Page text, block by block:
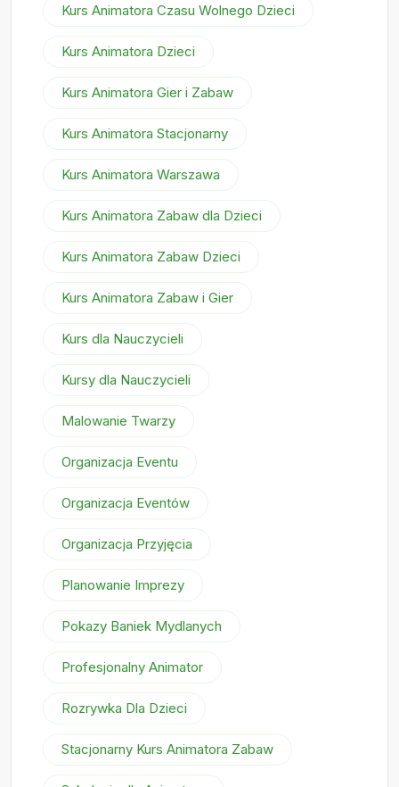
Kurs Animatora Czasu Wolnego Dzieci
Kurs Animatora Dzieci
Kurs Animatora Gier i Zabaw
Kurs Animatora Stacjonarny
Kurs Animatora Warszawa
Kurs Animatora Zabaw dla Dzieci
Kurs Animatora Zabaw Dzieci
Kurs Animatora Zabaw i Gier
Kurs dla Nauczycieli
Kursy dla Nauczycieli
Malowanie Twarzy
Organizacja Eventu
Organizacja Eventów
Organizacja Przyjęcia
Planowanie Imprezy
Pokazy Baniek Mydlanych
Profesjonalny Animator
Rozrywka Dla Dzieci
Stacjonarny Kurs Animatora Zabaw